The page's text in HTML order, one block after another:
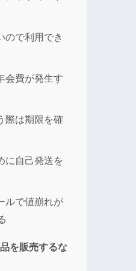
ので利用でき
会費が発生す
際は期限を確
に自己発送を
ルで値崩れが
を販売するな